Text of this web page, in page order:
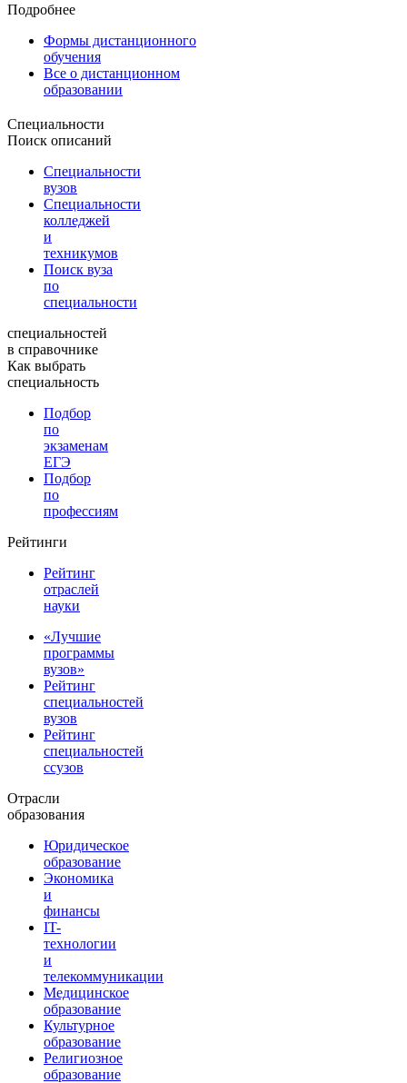
Подробнее
Формы дистанционного
обучения
Все о дистанционном
образовании
Специальности
Поиск описаний
Специальности
вузов
Специальности
колледжей
и
техникумов
Поиск вуза
по
специальности
специальностей
в справочнике
Как выбрать
специальность
Подбор
по
экзаменам
ЕГЭ
Подбор
по
профессиям
Рейтинги
Рейтинг
отраслей
науки
«Лучшие
программы
вузов»
Рейтинг
специальностей
вузов
Рейтинг
специальностей
ссузов
Отрасли
образования
Юридическое
образование
Экономика
и
финансы
IT-
технологии
и
телекоммуникации
Медицинское
образование
Культурное
образование
Религиозное
образование